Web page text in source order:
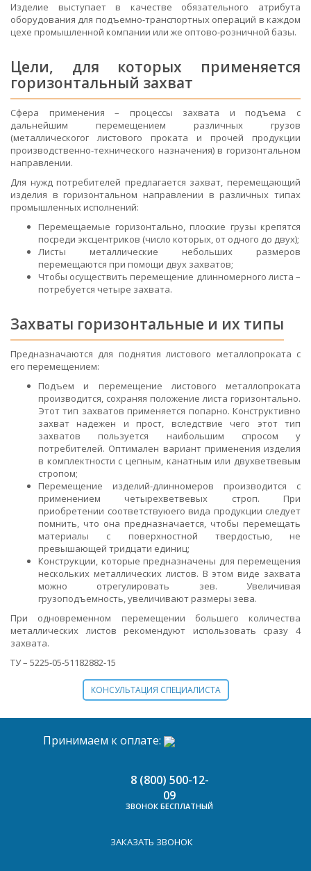
Изделие выступает в качестве обязательного атрибута
оборудования для подъемно-транспортных операций в каждом
цехе промышленной компании или же оптово-розничной базы.
Цели, для которых применяется
горизонтальный захват
Сфера применения – процессы захвата и подъема с
дальнейшим перемещением различных грузов
(металлическогог листового проката и прочей продукции
производственно-технического назначения) в горизонтальном
направлении.
Для нужд потребителей предлагается захват, перемещающий
изделия в горизонтальном направлении в различных типах
промышленных исполнений:
Перемещаемые горизонтально, плоские грузы крепятся
посреди эксцентриков (число которых, от одного до двух);
Листы металлические небольших размеров
перемещаются при помощи двух захватов;
Чтобы осуществить перемещение длинномерного листа –
потребуется четыре захвата.
Захваты горизонтальные и их типы
Предназначаются для поднятия листового металлопроката с
его перемещением:
Подъем и перемещение листового металлопроката
производится, сохраняя положение листа горизонтально.
Этот тип захватов применяется попарно. Конструктивно
захват надежен и прост, вследствие чего этот тип
захватов пользуется наибольшим спросом у
потребителей. Оптимален вариант применения изделия
в комплектности с цепным, канатным или двухветвевым
стропом;
Перемещение изделий-длинномеров производится с
применением четырехветвевых строп. При
приобретении соответствуюего вида продукции следует
помнить, что она предназначается, чтобы перемещать
материалы с поверхностной твердостью, не
превышающей тридцати единиц;
Конструкции, которые предназначены для перемещения
нескольких металлических листов. В этом виде захвата
можно отрегулировать зев. Увеличивая
грузоподъемность, увеличивают размеры зева.
При одновременном перемещении большего количества
металлических листов рекомендуют использовать сразу 4
захвата.
ТУ – 5225-05-51182882-15
КОНСУЛЬТАЦИЯ СПЕЦИАЛИСТА
Принимаем к оплате:
8 (800) 500-12-
09
ЗВОНОК БЕСПЛАТНЫЙ
ЗАКАЗАТЬ ЗВОНОК